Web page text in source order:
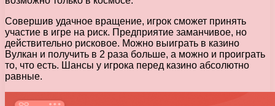
Совершив удачное вращение, игрок сможет принять
участие в игре на риск. Предприятие заманчивое, но
действительно рисковое. Можно выиграть в казино
Вулкан и получить в 2 раза больше, а можно и проиграть
то, что есть. Шансы у игрока перед казино абсолютно
равные.